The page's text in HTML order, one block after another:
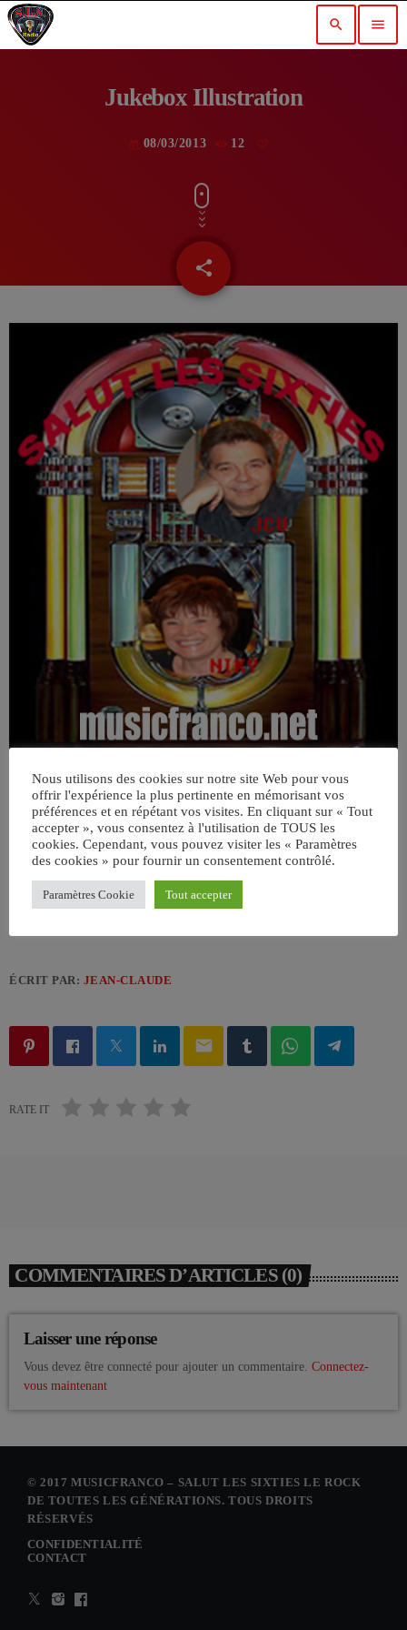
search menu
Jukebox Illustration
08/03/2013 12
share
email
Generic Luxury Sedan Stock Image by KHI,Inc.
ÉCRIT PAR: JEAN-CLAUDE
email
RATE IT
COMMENTAIRES D’ARTICLES (0)
Laisser une réponse
Vous devez être connecté pour ajouter un commentaire. Connectez-
vous maintenant
© 2017 MUSICFRANCO – SALUT LES SIXTIES LE ROCK
DE TOUTES LES GÉNÉRATIONS. TOUS DROITS
RÉSERVÉS
CONFIDENTIALITÉ
CONTACT
Nous utilisons des cookies sur notre site Web pour vous
offrir l'expérience la plus pertinente en mémorisant vos
préférences et en répétant vos visites. En cliquant sur « Tout
accepter », vous consentez à l'utilisation de TOUS les
cookies. Cependant, vous pouvez visiter les « Paramètres
des cookies » pour fournir un consentement contrôlé.
Paramètres Cookie Tout accepter